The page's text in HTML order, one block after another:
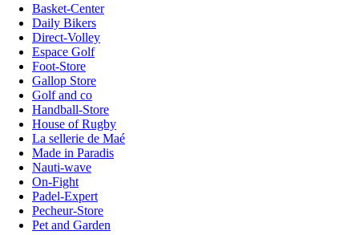
Basket-Center
Daily Bikers
Direct-Volley
Espace Golf
Foot-Store
Gallop Store
Golf and co
Handball-Store
House of Rugby
La sellerie de Maé
Made in Paradis
Nauti-wave
On-Fight
Padel-Expert
Pecheur-Store
Pet and Garden